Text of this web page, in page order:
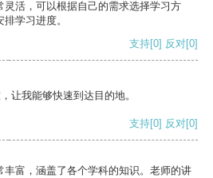
活，可以根据自己的需求选择学习方
学习进度。
支持[0] 反对[0]
让我能够快速到达目的地。
支持[0] 反对[0]
富，涵盖了各个学科的知识。老师的讲